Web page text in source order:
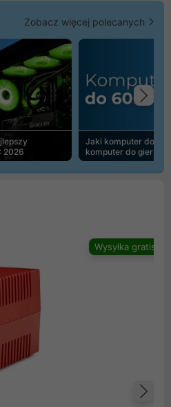
Zobacz więcej polecanych
2026
Jaki komputer do
komputer do gier |
Wysyłka gratis